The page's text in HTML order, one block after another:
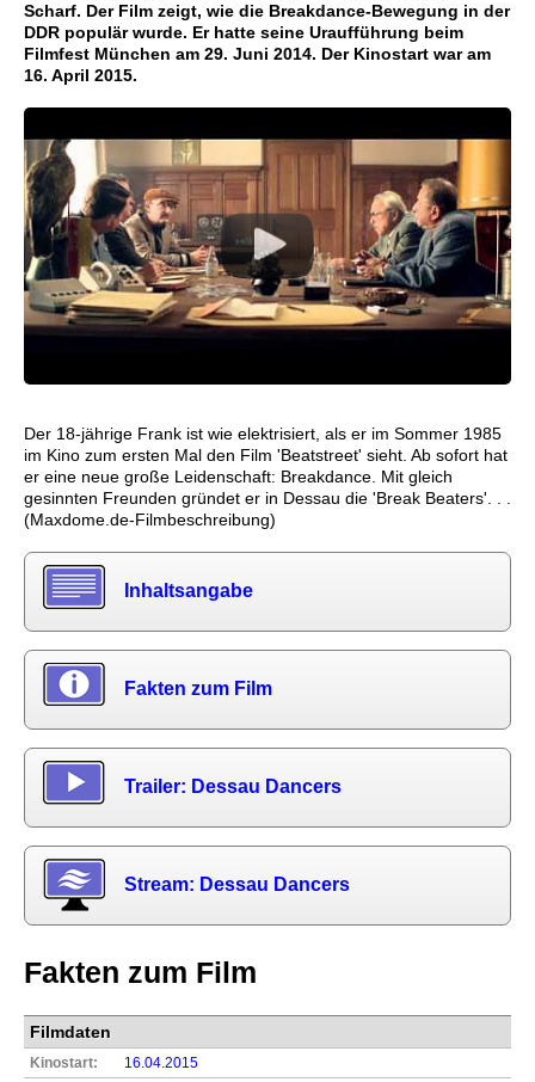
Scharf. Der Film zeigt, wie die Breakdance-Bewegung in der
DDR populär wurde. Er hatte seine Uraufführung beim
Filmfest München am 29. Juni 2014. Der Kinostart war am
16. April 2015.
Der 18-jährige Frank ist wie elektrisiert, als er im Sommer 1985
im Kino zum ersten Mal den Film 'Beatstreet' sieht. Ab sofort hat
er eine neue große Leidenschaft: Breakdance. Mit gleich
gesinnten Freunden gründet er in Dessau die 'Break Beaters'. . .
(Maxdome.de-Filmbeschreibung)
Inhaltsangabe
Fakten zum Film
Trailer: Dessau Dancers
Stream: Dessau Dancers
Fakten zum Film
Filmdaten
Kinostart:
16.04.2015